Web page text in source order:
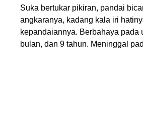
Suka bertukar pikiran, pandai
angkaranya, kadang kala iri
kepandaiannya. Berbahaya pada
bulan, dan 9 tahun. Meninggal